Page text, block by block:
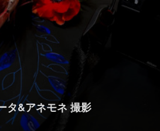
タ&アネモネ 撮影